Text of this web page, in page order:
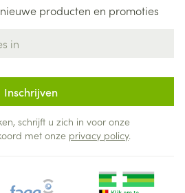
producten en promoties
Inschrijven
schrijft u zich in voor onze
met onze privacy policy.